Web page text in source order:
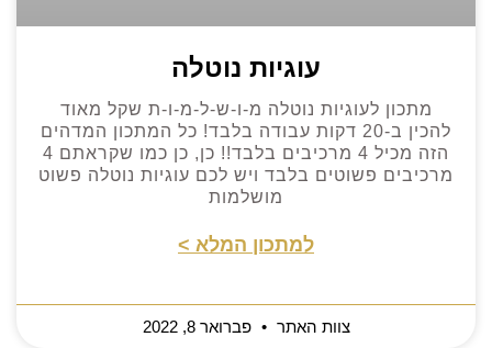
עוגיות נוטלה
מתכון לעוגיות נוטלה מ-ו-ש-ל-מ-ו-ת שקל מאוד
להכין ב-20 דקות עבודה בלבד! כל המתכון המדהים
הזה מכיל 4 מרכיבים בלבד!! כן, כן כמו שקראתם 4
מרכיבים פשוטים בלבד ויש לכם עוגיות נוטלה פשוט
מושלמות
למתכון המלא >
צוות האתר פברואר 8, 2022